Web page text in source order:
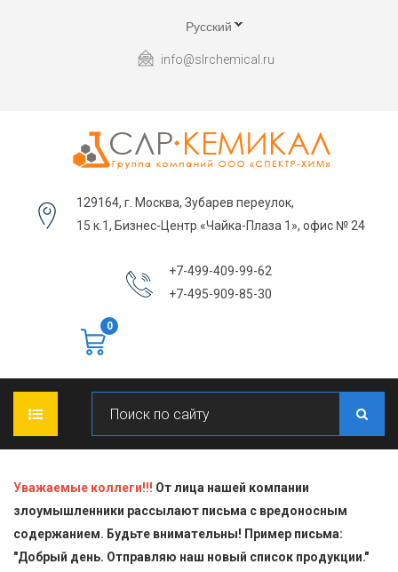
Русский
info@slrchemical.ru
129164, г. Москва, Зубарев переулок,
15 к.1, Бизнес-Центр «Чайка-Плаза 1», офис № 24
+7-499-409-99-62
+7-495-909-85-30
0
О КОМПАНИИ
ПРОДУКЦИЯ
Уважаемые коллеги!!! От лица нашей компании
злоумышленники рассылают письма с вредоносным
содержанием. Будьте внимательны! Пример письма:
"Добрый день. Отправляю наш новый список продукции."